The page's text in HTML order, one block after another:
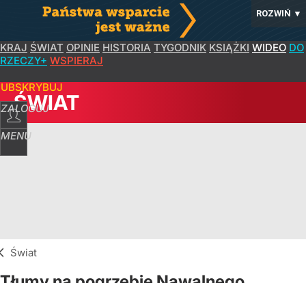
ROZWIŃ ▼
KRAJ ŚWIAT OPINIE HISTORIA TYGODNIK KSIĄŻKI WIDEO DO
RZECZY+ WSPIERAJ
ZALOGUJ
MENU
ŚWIAT
Świat